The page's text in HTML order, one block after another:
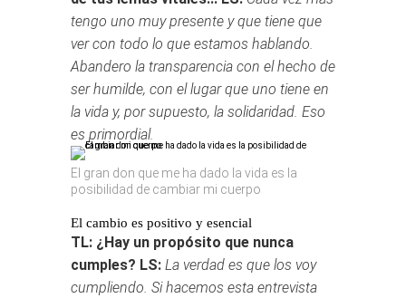
tengo uno muy presente y que tiene que
ver con todo lo que estamos hablando.
Abandero la transparencia con el hecho de
ser humilde, con el lugar que uno tiene en
la vida y, por supuesto, la solidaridad. Eso
es primordial.
El gran don que me ha dado la vida es la
posibilidad de cambiar mi cuerpo
El cambio es positivo y esencial
TL: ¿Hay un propósito que nunca
cumples? LS: La verdad es que los voy
cumpliendo. Si hacemos esta entrevista